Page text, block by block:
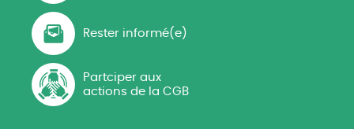
Rester informé(e)
Partciper aux
actions de la CGB